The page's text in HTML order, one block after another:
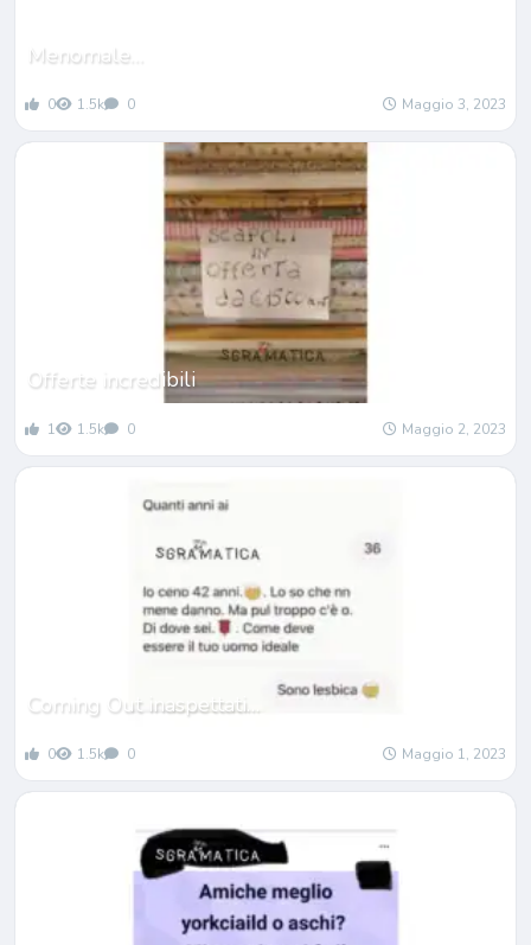
Menomale…
0 1.5k 0 Maggio 3, 2023
Offerte incredibili
1 1.5k 0 Maggio 2, 2023
Coming Out inaspettati…
0 1.5k 0 Maggio 1, 2023